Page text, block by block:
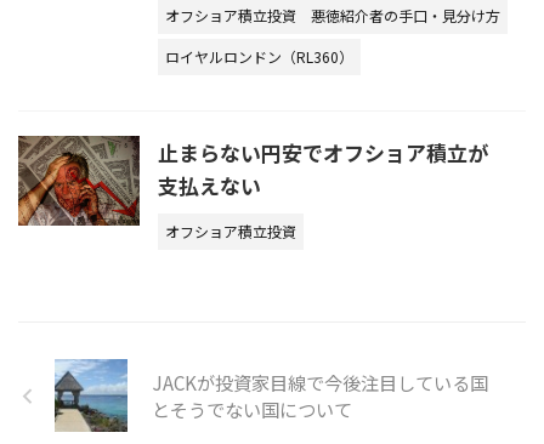
オフショア積立投資
悪徳紹介者の手口・見分け方
ロイヤルロンドン（RL360）
止まらない円安でオフショア積立が
支払えない
オフショア積立投資
JACKが投資家目線で今後注目している国
とそうでない国について